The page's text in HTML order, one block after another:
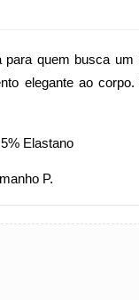
para quem busca
elegante ao
Elastano
P.